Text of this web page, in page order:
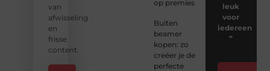
van
afwisseling
en
frisse
content.
op premies
Buiten
beamer
kopen: zo
creëer je de
perfecte
leuk
voor
iedereen
❞